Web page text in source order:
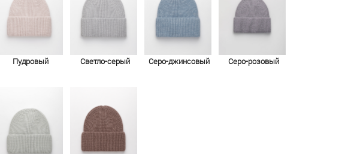
Пудровый Светло-серый Серо-джинсовый Серо-розовый